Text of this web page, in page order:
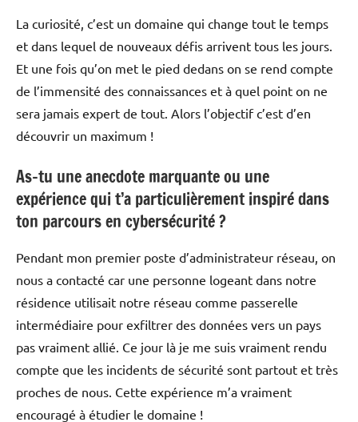
La curiosité, c’est un domaine qui change tout le temps
et dans lequel de nouveaux défis arrivent tous les jours.
Et une fois qu’on met le pied dedans on se rend compte
de l’immensité des connaissances et à quel point on ne
sera jamais expert de tout. Alors l’objectif c’est d’en
découvrir un maximum !
As-tu une anecdote marquante ou une
expérience qui t’a particulièrement inspiré dans
ton parcours en cybersécurité ?
Pendant mon premier poste d’administrateur réseau, on
nous a contacté car une personne logeant dans notre
résidence utilisait notre réseau comme passerelle
intermédiaire pour exfiltrer des données vers un pays
pas vraiment allié. Ce jour là je me suis vraiment rendu
compte que les incidents de sécurité sont partout et très
proches de nous. Cette expérience m’a vraiment
encouragé à étudier le domaine !